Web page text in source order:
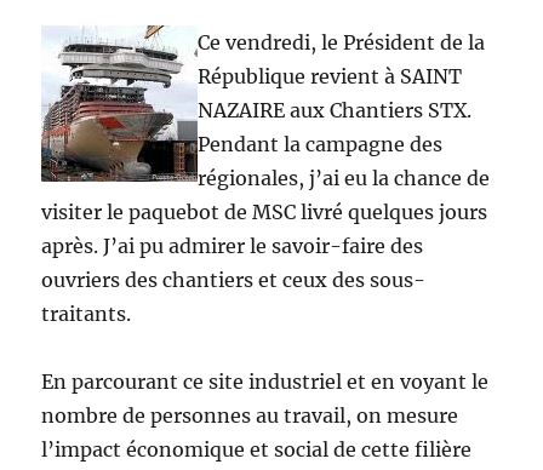
Ce vendredi, le Président de la
République revient à SAINT
NAZAIRE aux Chantiers STX.
Pendant la campagne des
régionales, j’ai eu la chance de
visiter le paquebot de MSC livré quelques jours
après. J’ai pu admirer le savoir-faire des
ouvriers des chantiers et ceux des sous-
traitants.
En parcourant ce site industriel et en voyant le
nombre de personnes au travail, on mesure
l’impact économique et social de cette filière